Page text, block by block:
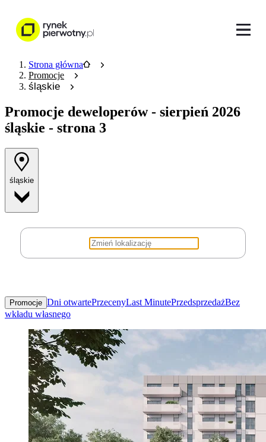
Strona główna
Promocje
śląskie
Promocje deweloperów - sierpień 2026
śląskie - strona 3
śląskie
Promocje Dni otwartePrzecenyLast MinutePrzedsprzedażBez
wkładu własnego